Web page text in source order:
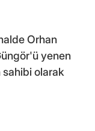
Orhan
yenen
sahibi olarak